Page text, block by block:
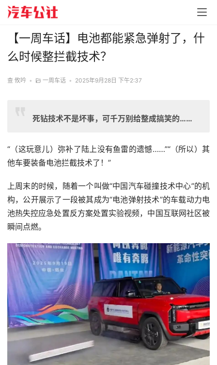
【一周车话】电池都能紧急弹射了，什
么时候整拦截技术？
查 攸吟 • 一周车话 • 2025年9月28日 下午2:37
死钻技术不是坏事，可千万别给整成搞笑的……
“（这玩意儿）弥补了陆上没有鱼雷的遗憾……”“（所以）其
他车要装备电池拦截技术了！”
上周末的时候，随着一个叫做“中国汽车碰撞技术中心”的机
构，公开展示了一段被其成为“电池弹射技术”的车载动力电
池热失控应急处置反方案处置实验视频，中国互联网社区被
瞬间点燃。